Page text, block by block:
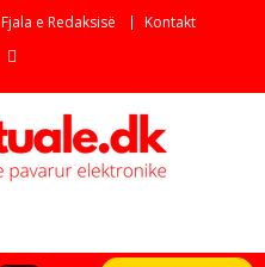
Fjala e Redaksisë Kontakt